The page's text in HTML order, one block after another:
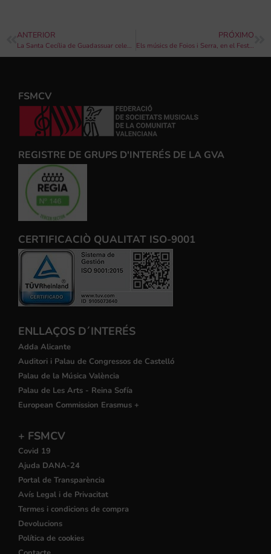
ANTERIOR
La Santa Cecília de Guadassuar celebra aquest dissabte el seu Concert de Primavera
PRÓXIMO
Els músics de Foios i Serra, en el Festival Comarcal de Bandes de L`Horta Nord aquest dissabte a Foios
FSMCV
REGISTRE DE GRUPS D'INTERÉS DE LA GVA
CERTIFICACIÒ QUALITAT ISO-9001
ENLLAÇOS D´INTERÉS
Adda Alicante
Auditori i Palau de Congressos de Castelló
Palau de la Música València
Palau de Les Arts - Reina Sofía
European Commission Erasmus +
+ FSMCV
Covid 19
Ajuda DANA-24
Portal de Transparència
Avís Legal i de Privacitat
Termes i condicions de compra
Devolucions
Política de cookies